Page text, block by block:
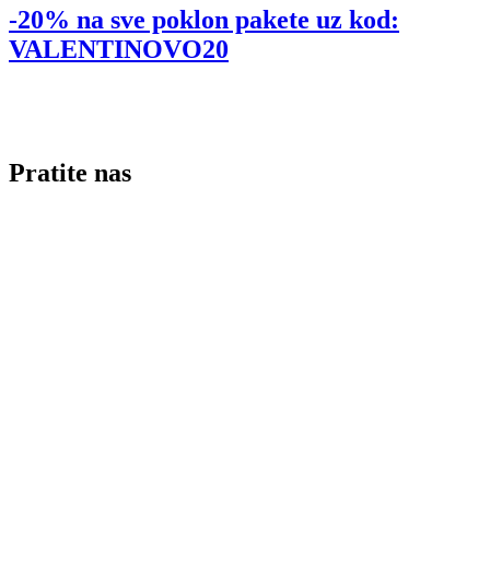
-20% na sve poklon pakete uz kod:
VALENTINOVO20
Pratite nas